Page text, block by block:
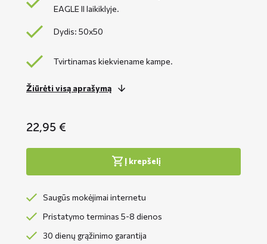
EAGLE II laikiklyje.
Dydis: 50x50
Tvirtinamas kiekviename kampe.
Žiūrėti visą aprašymą
22,95 €
Į krepšelį
Saugūs mokėjimai internetu
Pristatymo terminas 5-8 dienos
30 dienų grąžinimo garantija